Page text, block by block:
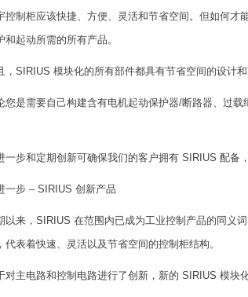
控制柜应该快捷、方便、灵活和节省空间。但如何才
和起动所需的所有产品。
，SIRIUS 模块化的所有部件都具有节省空间的设计
您是需要自己构建含有电机起动保护器/断路器、过
一步和定期创新可确保我们的客户拥有 SIRIUS 配备
一步 – SIRIUS 创新产品
以来，SIRIUS 在范围内已成为工业控制产品的同义
代表着快速、灵活以及节省空间的控制柜结构。
对主电路和控制电路进行了创新，新的 SIRIUS 模块